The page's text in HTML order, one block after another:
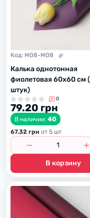
Код: M08-M08
Калька однотонная
фиолетовая 60х60 см
штук)
0
79.20 грн
В наличии: 40
67.32 грн от 5 шт
В корзину